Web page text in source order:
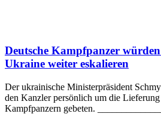
Deutsche Kampfpanzer
Ukraine weiter eskalieren
Der ukrainische Ministerpräsident
den Kanzler persönlich um die
Kampfpanzern gebeten.